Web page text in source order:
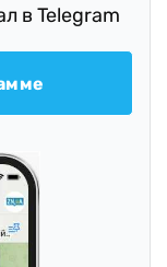
в Telegram